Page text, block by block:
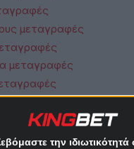
την ιδιωτικότητά
μεταγραφές
μεταγραφές
μεταγραφές